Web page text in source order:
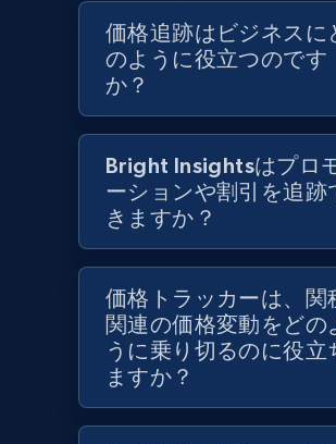
価格追跡はビジネスに
のように役立つのです
か？
Bright Insightsはプロ
ーションや割引を追跡
きますか？
価格トラッカーは、関
関連の価格変動をどの
うに乗り切るのに役立
ますか？